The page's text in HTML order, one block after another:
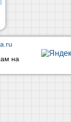
на